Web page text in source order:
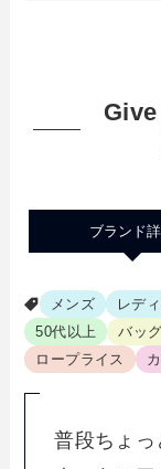
ブランド
メンズ レデ
50代以上
バッグ
ロープライス
普段ちょっ